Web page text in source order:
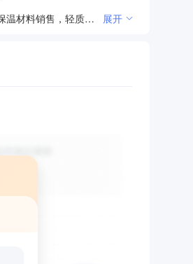
一般项目：建筑材料销售，建筑装饰材料销售，建筑防水卷材产品销售，建筑用钢筋产品销售，建筑陶瓷制品销售，水泥制品销售，保温材料销售，轻质建筑材料销售，劳动保护用品销售，互联网销售（除销售需要许可的商品），地板销售，国内贸易代理，销售代理，建筑砌块销售，建筑用金属配件销售，电线、电缆经营，电器辅件销售，配电开关控制设备销售，泵及真空设备销售，太阳能热利用产品销售，专用化学产品销售（不含危险化学品），家用电器销售，高速精密重载轴承销售，轴承销售，铁路运输基础设备销售，轨道交通工程机械及部件销售，铁路机车车辆配件销售，高品质特种钢铁材料销售（除依法须经批准的项目外，凭营业执照依法自主开展经营活动） 展开